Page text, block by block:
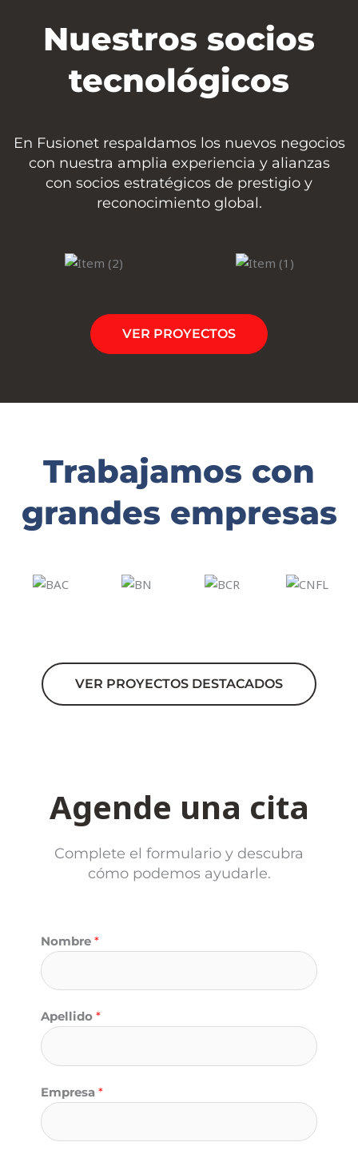
Nuestros socios
tecnológicos
En Fusionet respaldamos los nuevos negocios
con nuestra amplia experiencia y alianzas
con socios estratégicos de prestigio y
reconocimiento global.
VER PROYECTOS
Trabajamos con
grandes empresas
VER PROYECTOS DESTACADOS
Agende una cita
Complete el formulario y descubra
cómo podemos ayudarle.
Nombre *
Apellido *
Empresa *